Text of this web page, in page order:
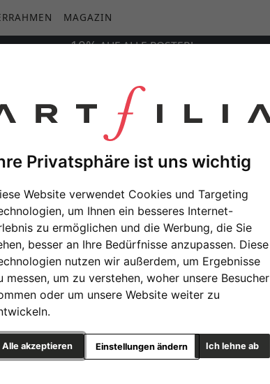
Privatsphäre ist uns wichtig
Website verwendet Cookies und Targeting
um Ihnen ein besseres Internet-
zu ermöglichen und die Werbung, die Sie
besser an Ihre Bedürfnisse anzupassen. Diese
nutzen wir außerdem, um Ergebnisse
messen, um zu verstehen, woher unsere Besucher
oder um unsere Website weiter zu
Alle akzeptieren Ich lehne ab
Einstellungen ändern
MAGAZIN
10%AUFALLEPOSTER!